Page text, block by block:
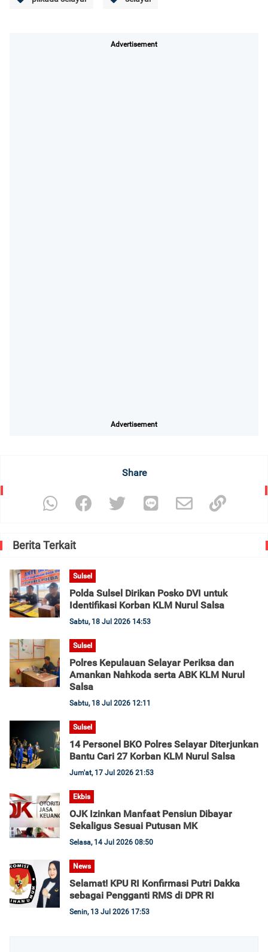
Advertisement
Advertisement
Share
Berita Terkait
Sulsel
Polda Sulsel Dirikan Posko DVI untuk
Identifikasi Korban KLM Nurul Salsa
Sabtu, 18 Jul 2026 14:53
Sulsel
Polres Kepulauan Selayar Periksa dan
Amankan Nahkoda serta ABK KLM Nurul
Salsa
Sabtu, 18 Jul 2026 12:11
Sulsel
14 Personel BKO Polres Selayar Diterjunkan
Bantu Cari 27 Korban KLM Nurul Salsa
Jum'at, 17 Jul 2026 21:53
Ekbis
OJK Izinkan Manfaat Pensiun Dibayar
Sekaligus Sesuai Putusan MK
Selasa, 14 Jul 2026 08:50
News
Selamat! KPU RI Konfirmasi Putri Dakka
sebagai Pengganti RMS di DPR RI
Senin, 13 Jul 2026 17:53